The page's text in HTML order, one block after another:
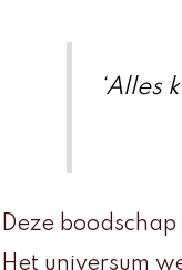
‘Alles
Deze
Het universum